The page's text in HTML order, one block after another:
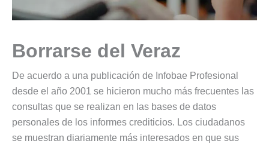
Borrarse del Veraz
De acuerdo a una publicación de Infobae Profesional
desde el año 2001 se hicieron mucho más frecuentes las
consultas que se realizan en las bases de datos
personales de los informes crediticios. Los ciudadanos
se muestran diariamente más interesados en que sus